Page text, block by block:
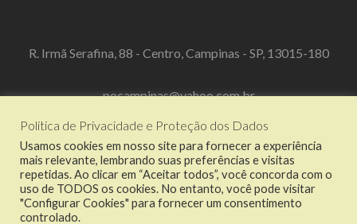
R. Irmã Serafina, 88 - Centro, Campinas - SP, 13015-180
pocampinas@yahoo.com.br
(19) 3519-3067
LinkLinkLinkLink
Política de Privacidade e Proteção dos Dados
Usamos cookies em nosso site para fornecer a experiência
mais relevante, lembrando suas preferências e visitas
repetidas. Ao clicar em “Aceitar todos”, você concorda com o
uso de TODOS os cookies. No entanto, você pode visitar
"Configurar Cookies" para fornecer um consentimento
controlado.